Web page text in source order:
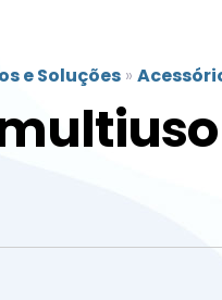
e Soluções »